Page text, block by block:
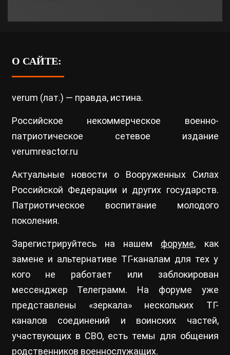
О САЙТЕ:
verum (лат.) — правда, истина.
Российское некоммерческое военно-
патриотическое сетевое издание
verumreactor.ru
Актуальные новости о Вооруженных Силах
Российской Федерации и других государств.
Патриотическое воспитание молодого
поколения.
Зарегистрируйтесь на нашем форуме, как
замене и альтернативе ТГ-каналам для тех у
кого не работает или заблокирован
мессенджер Телеграмм. На форуме уже
представлены «зеркала» нескольких ТГ-
каналов соединений и воинских частей,
участвующих в СВО, есть темы для общения
родственников военнослужащих.